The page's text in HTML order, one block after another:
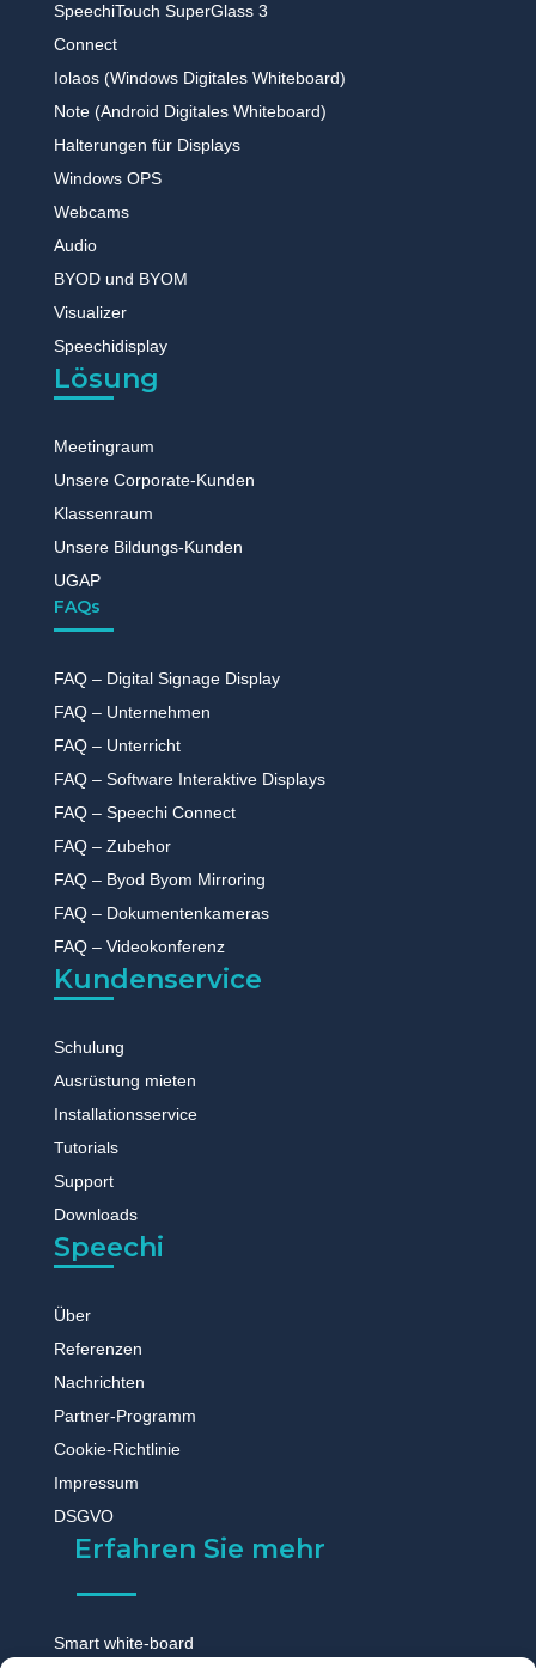
SpeechiTouch SuperGlass 3
Connect
Iolaos (Windows Digitales Whiteboard)
Note (Android Digitales Whiteboard)
Halterungen für Displays
Windows OPS
Webcams
Audio
BYOD und BYOM
Visualizer
Speechidisplay
Lösung
Meetingraum
Unsere Corporate-Kunden
Klassenraum
Unsere Bildungs-Kunden
UGAP
FAQs
FAQ – Digital Signage Display
FAQ – Unternehmen
FAQ – Unterricht
FAQ – Software Interaktive Displays
FAQ – Speechi Connect
FAQ – Zubehor
FAQ – Byod Byom Mirroring
FAQ – Dokumentenkameras
FAQ – Videokonferenz
Kundenservice
Schulung
Ausrüstung mieten
Installationsservice
Tutorials
Support
Downloads
Speechi
Über
Referenzen
Nachrichten
Partner-Programm
Cookie-Richtlinie
Impressum
DSGVO
Erfahren Sie mehr
Smart white-board